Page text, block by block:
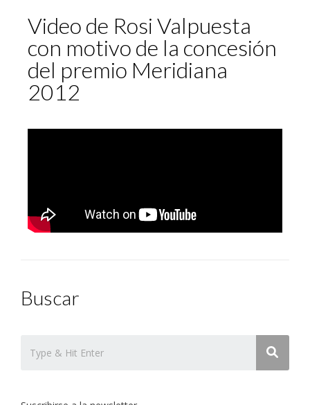
Video de Rosi Valpuesta
con motivo de la concesión
del premio Meridiana
2012
Buscar